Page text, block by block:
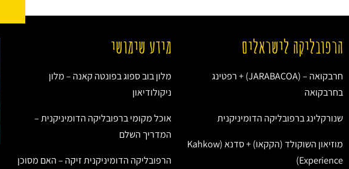
הרפובליקה לישראלים
חרבקואה – (JARABACOA) + רפטינג
בחרבקואה
שנורקלינג ברפובליקה הדומיניקנית
מוזיאון השוקולד (הקקאו) + סדנא (Kahkow
Experience)
מידע שימושי
מלון בוב ספוג בפונטה קאנה – מלון
ניקולודיאון
אוכל מקומי ברפובליקה הדומיניקנית –
המדריך השלם
הרפובליקה הדומיניקנית זיקה – האם מסוכן